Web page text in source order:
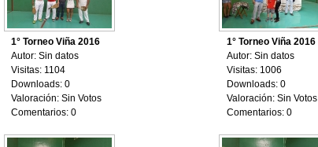
1° Torneo Viña 2016
Autor: Sin datos
Visitas: 1104
Downloads: 0
Valoración: Sin Votos
Comentarios: 0
1° Torneo Viña 2016
Autor: Sin datos
Visitas: 1006
Downloads: 0
Valoración: Sin Votos
Comentarios: 0